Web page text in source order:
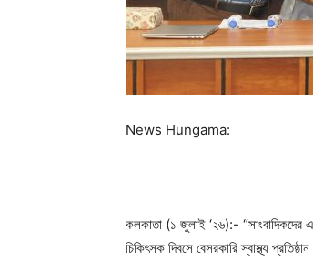
News Hungama:
কলকাতা (১ জুলাই ‘২৬):- “সাংবাদিকদের
চিকিৎসক দিবসে বেসরকারি স্বাস্থ্য